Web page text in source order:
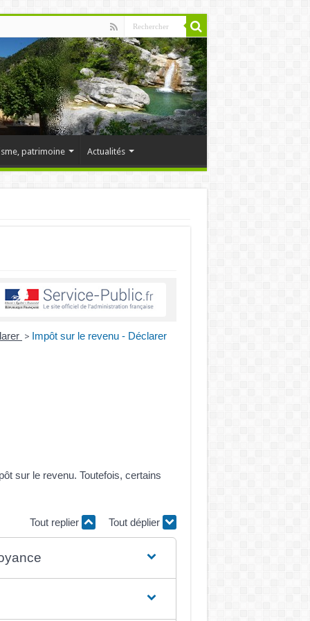
patrimoine Actualités
> Impôt sur le revenu - Déclarer
sur le revenu. Toutefois, certains
Tout replier Tout déplier